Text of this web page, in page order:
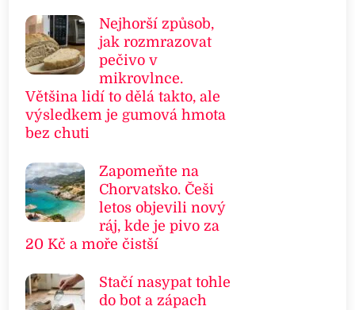
Nejhorší způsob,
jak rozmrazovat
pečivo v
mikrovlnce.
Většina lidí to dělá takto, ale
výsledkem je gumová hmota
bez chuti
Zapomeňte na
Chorvatsko. Češi
letos objevili nový
ráj, kde je pivo za
20 Kč a moře čistší
Stačí nasypat tohle
do bot a zápach